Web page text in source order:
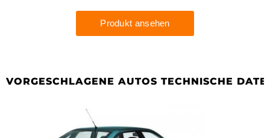
VORGESCHLAGENE AUTOS TECHNISCHE